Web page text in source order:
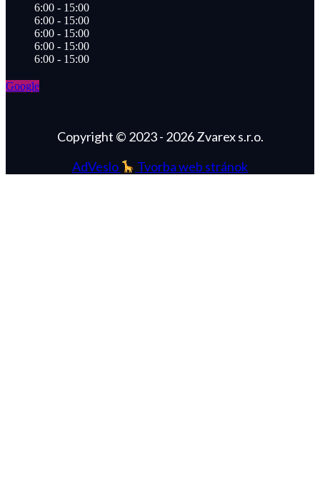
6:00 - 15:00
6:00 - 15:00
6:00 - 15:00
6:00 - 15:00
6:00 - 15:00
Google
Copyright © 2023 - 2026 Zvarex s.r.o.
AdVeslo
Tvorba web stránok